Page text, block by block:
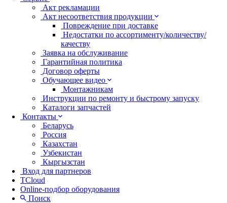
Акт рекламации
Акт несоответствия продукции
Повреждение при доставке
Недостатки по ассортименту/количеству/
качеству
Заявка на обслуживание
Гарантийная политика
Договор оферты
Обучающее видео
Монтажникам
Инструкции по ремонту и быстрому запуску
Каталоги запчастей
Контакты
Беларусь
Россия
Казахстан
Узбекистан
Кыргызстан
Вход для партнеров
TCloud
Online-подбор оборудования
Поиск